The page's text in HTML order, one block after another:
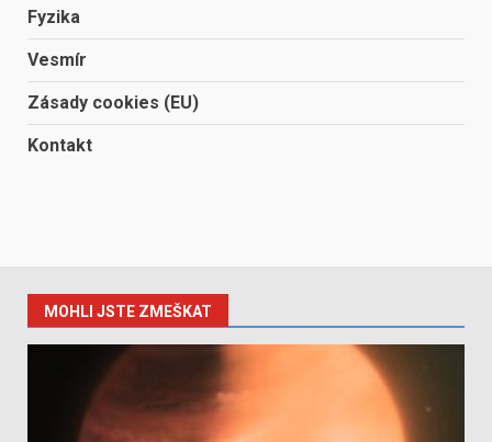
Fyzika
Vesmír
Zásady cookies (EU)
Kontakt
MOHLI JSTE ZMEŠKAT